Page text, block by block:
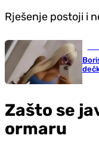
Rješenje postoji i
Zašto se
ormaru